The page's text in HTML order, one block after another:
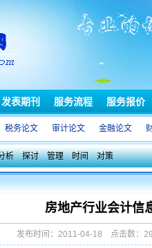
发表期刊 服务流程 服务报价
税务论文 审计论文 金融论文
析 探讨 管理 时间 对策
房地产行业会计信
发布时间：2011-04-18 点击数：